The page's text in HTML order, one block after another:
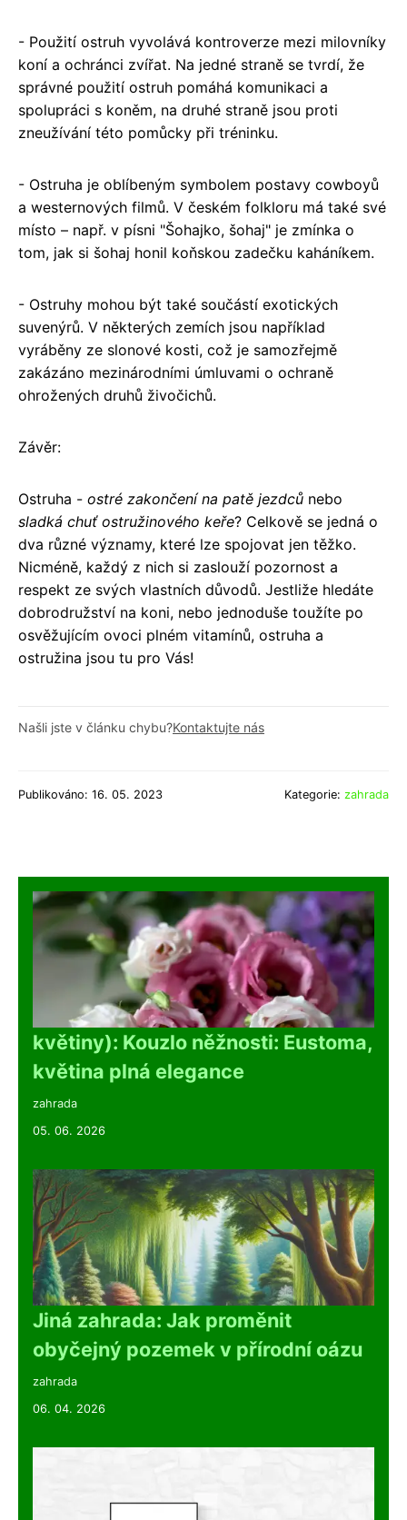
- Použití ostruh vyvolává kontroverze mezi milovníky
koní a ochránci zvířat. Na jedné straně se tvrdí, že
správné použití ostruh pomáhá komunikaci a
spolupráci s koněm, na druhé straně jsou proti
zneužívání této pomůcky při tréninku.
- Ostruha je oblíbeným symbolem postavy cowboyů
a westernových filmů. V českém folkloru má také své
místo – např. v písni "Šohajko, šohaj" je zmínka o
tom, jak si šohaj honil koňskou zadečku kaháníkem.
- Ostruhy mohou být také součástí exotických
suvenýrů. V některých zemích jsou například
vyráběny ze slonové kosti, což je samozřejmě
zakázáno mezinárodními úmluvami o ochraně
ohrožených druhů živočichů.
Závěr:
Ostruha - ostré zakončení na patě jezdců nebo
sladká chuť ostružinového keře? Celkově se jedná o
dva různé významy, které lze spojovat jen těžko.
Nicméně, každý z nich si zaslouží pozornost a
respekt ze svých vlastních důvodů. Jestliže hledáte
dobrodružství na koni, nebo jednoduše toužíte po
osvěžujícím ovoci plném vitamínů, ostruha a
ostružina jsou tu pro Vás!
Našli jste v článku chybu?Kontaktujte nás
Publikováno: 16. 05. 2023 Kategorie: zahrada
květiny): Kouzlo něžnosti: Eustoma,
květina plná elegance
zahrada
05. 06. 2026
Jiná zahrada: Jak proměnit
obyčejný pozemek v přírodní oázu
zahrada
06. 04. 2026